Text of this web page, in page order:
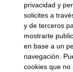
Formulario de
Trabaja con
Suscríbete a
privacidad y
solicites a
y de terceros
mostrarte
en base a un
navegación.
cookies que